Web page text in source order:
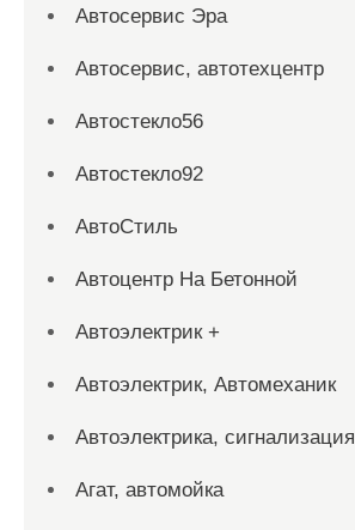
Автосервис Эра
Автосервис, автотехцентр
Автостекло56
Автостекло92
АвтоСтиль
Автоцентр На Бетонной
Автоэлектрик +
Автоэлектрик, Автомеханик
Автоэлектрика, сигнализация
Агат, автомойка